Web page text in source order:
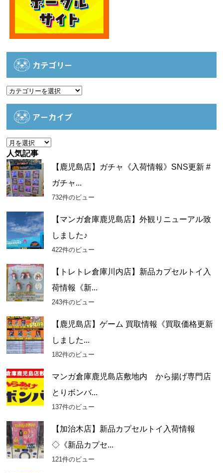
カテゴリー
カ
アーカイブ
ア
ー
カ
イ
ブ
人気記事
【鹿児島店】ガチャ《入荷情報》SNS更新 #
ガチャ...
732件のビュー
【マンガ倉庫鹿児島店】外観リニューアル致
しました♪
422件のビュー
【トレトレ倉庫川内店】新品カプセルトイ入
荷情報《新...
243件のビュー
【鹿児島店】ゲーム 買取情報《買取価格更新
しました...
182件のビュー
マンガ倉庫鹿児島店敷地内 から揚げ専門店
とりボンバ...
137件のビュー
【加治木店】新品カプセルトイ入荷情報
◇《新品カプセ...
121件のビュー